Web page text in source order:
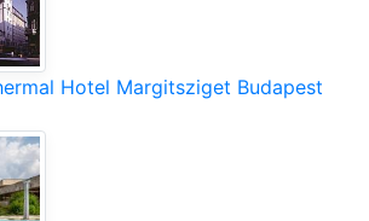
Hotel Margitsziget Budapest